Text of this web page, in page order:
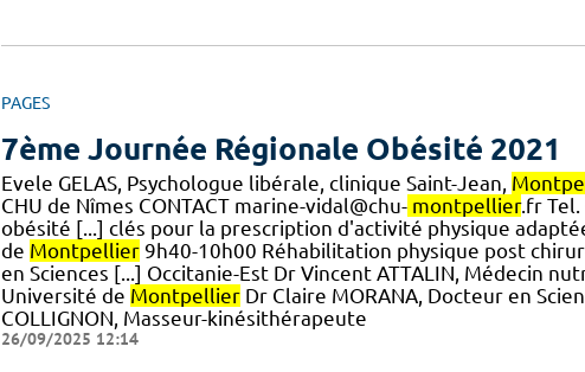
PAGES
7ème Journée Régionale Obésité 2021
Evele GELAS, Psychologue libérale, clinique Saint-Jean,
CHU de Nîmes CONTACT marine-vidal@chu- montpellier.fr Tel.
obésité [...] clés pour la prescription d'activité physique
de Montpellier9h40-10h00 Réhabilitation physique post
en Sciences [...] Occitanie-Est Dr Vincent ATTALIN, Médecin
Université de MontpellierDr Claire MORANA, Docteur en
COLLIGNON, Masseur-kinésithérapeute
26/09/2025 12:14